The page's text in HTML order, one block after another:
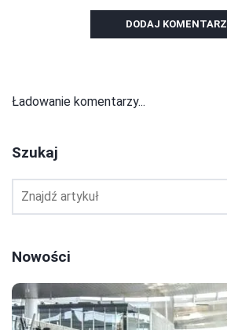
DODAJ KOMENTARZ
Ładowanie komentarzy...
Szukaj
Nowości